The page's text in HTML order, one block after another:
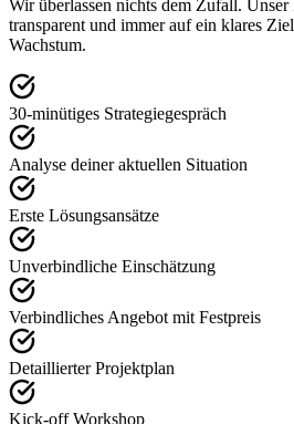
Wir überlassen nichts dem Zufall. Unser
transparent und immer auf ein klares
Wachstum.
30-minütiges Strategiegespräch
Analyse deiner aktuellen Situation
Erste Lösungsansätze
Unverbindliche Einschätzung
Verbindliches Angebot mit Festpreis
Detaillierter Projektplan
Kick-off Workshop